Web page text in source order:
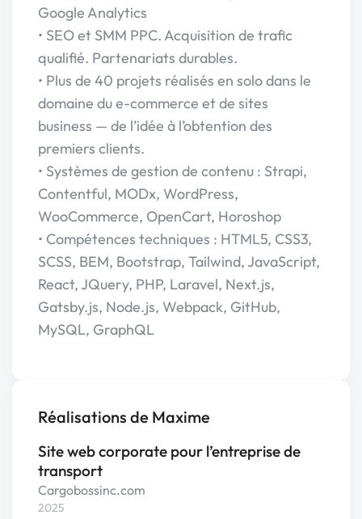
Google Analytics
• SEO et SMM PPC. Acquisition de trafic
qualifié. Partenariats durables.
• Plus de 40 projets réalisés en solo dans le
domaine du e-commerce et de sites
business — de l’idée à l’obtention des
premiers clients.
• Systèmes de gestion de contenu : Strapi,
Contentful, MODx, WordPress,
WooCommerce, OpenCart, Horoshop
• Compétences techniques : HTML5, CSS3,
SCSS, BEM, Bootstrap, Tailwind, JavaScript,
React, JQuery, PHP, Laravel, Next.js,
Gatsby.js, Node.js, Webpack, GitHub,
MySQL, GraphQL
Réalisations de Maxime
Site web corporate pour l’entreprise de
transport
Cargobossinc.com
2025